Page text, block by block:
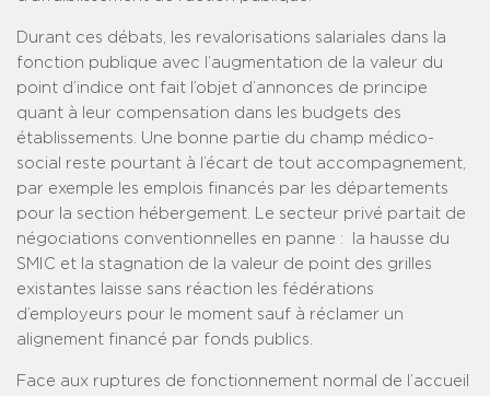
Durant ces débats, les revalorisations salariales dans la
fonction publique avec l’augmentation de la valeur du
point d’indice ont fait l’objet d’annonces de principe
quant à leur compensation dans les budgets des
établissements. Une bonne partie du champ médico-
social reste pourtant à l’écart de tout accompagnement,
par exemple les emplois financés par les départements
pour la section hébergement. Le secteur privé partait de
négociations conventionnelles en panne : la hausse du
SMIC et la stagnation de la valeur de point des grilles
existantes laisse sans réaction les fédérations
d’employeurs pour le moment sauf à réclamer un
alignement financé par fonds publics.
Face aux ruptures de fonctionnement normal de l’accueil